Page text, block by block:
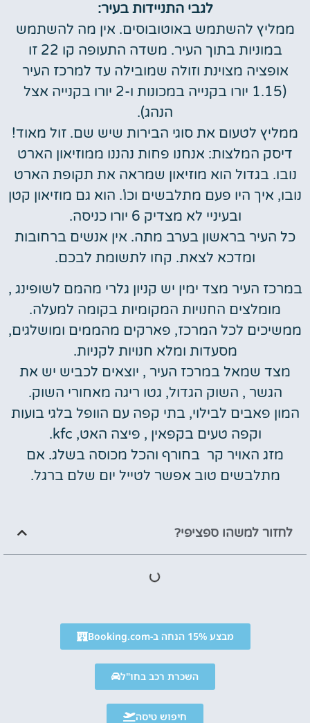
לגבי התניידות בעיר:
ממליץ להשתמש באוטובוסים. אין מה להשתמש
במוניות בתוך העיר. משדה התעופה קו 22 זו
אופציה מצוינת וזולה שמובילה עד למרכז העיר
(1.15 יורו בקנייה במכונות ו-2 יורו בקנייה אצל
הנהג).
ממליץ לטעום את סוגי הבירות שיש שם. זול מאוד!
דיסק המלצות: אנחנו פחות נהננו ממוזיאון הארט
נובו. בגדול הוא מוזיאון שמראה את תקופת הארט
נובו, איך היו פעם מתלבשים וכו'. הוא גם מוזיאון קטן
ובעיניי לא מצדיק 6 יורו כניסה.
כל העיר בראשון בערב מתה. אין אנשים ברחובות
ומדכא לצאת. קחו לתשומת לבכם.
במרכז העיר מצד ימין יש קניון גלרי מהמם לשופינג ,
מומלצים החנויות המקומיות בקומה למעלה.
ממשיכים לכל המרכז, פארקים מהממים ומושלגים,
מסעדות ומלא חנויות לקניות.
מצד שמאל במרכז העיר , יוצאים לכביש יש את
הגשר , השוק הגדול, גטו ריגה מאחורי השוק.
המון פאבים לבילוי, בתי קפה עם הוופל בלגי בועות
וקפה טעים בקפאין , פיצה האט, kfc.
מזג האויר קר בחורף והכל מכוסה בשלג. אם
מתלבשים טוב אפשר לטייל יום שלם ברגל.
לחזור למשהו ספציפי?
מבצע 15% הנחה ב-Booking.com
השכרת רכב בחו"ל
חיפוש טיסה